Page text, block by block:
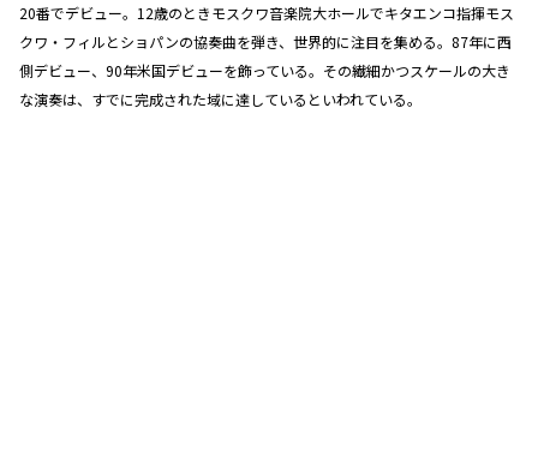
20番でデビュー。12歳のときモスクワ音楽院大ホールでキタエンコ指揮モス
クワ・フィルとショパンの協奏曲を弾き、世界的に注目を集める。87年に西
側デビュー、90年米国デビューを飾っている。その繊細かつスケールの大き
な演奏は、すでに完成された域に達しているといわれている。